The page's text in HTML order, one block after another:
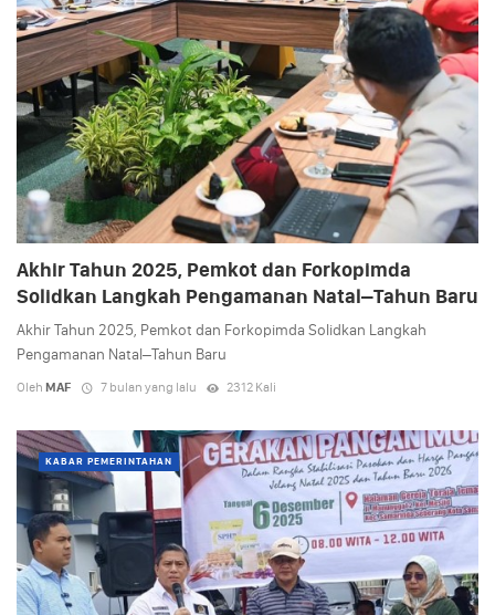
Akhir Tahun 2025, Pemkot dan Forkopimda
Solidkan Langkah Pengamanan Natal–Tahun Baru
Akhir Tahun 2025, Pemkot dan Forkopimda Solidkan Langkah
Pengamanan Natal–Tahun Baru
Oleh MAF 7 bulan yang lalu 2312 Kali
KABAR PEMERINTAHAN